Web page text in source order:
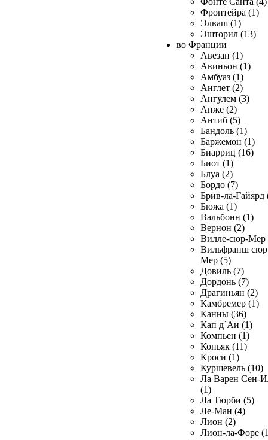
Фронтейра (1)
Элваш (1)
Эшторил (13)
во Франции
Авезан (1)
Авиньон (1)
Амбуаз (1)
Англет (2)
Ангулем (3)
Анже (2)
Антиб (5)
Бандоль (1)
Баржемон (1)
Биарриц (16)
Биот (1)
Блуа (2)
Бордо (7)
Брив-ла-Гайярд
Бюжа (1)
Вальбонн (1)
Вернон (2)
Вилле-сюр-Мер
Вильфранш сюр
Мер (5)
Довиль (7)
Дордонь (7)
Драгиньян (2)
Камбремер (1)
Канны (36)
Кап д`Аи (1)
Компьен (1)
Коньяк (11)
Кроси (1)
Куршевель (10)
Ла Варен Сен-
(1)
Ла Тюрби (5)
Ле-Ман (4)
Лион (2)
Лион-ла-Форе